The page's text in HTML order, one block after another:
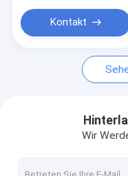
Alle Fälle
Edelstahl-
Vorhänge aus
Kontakt
Wir